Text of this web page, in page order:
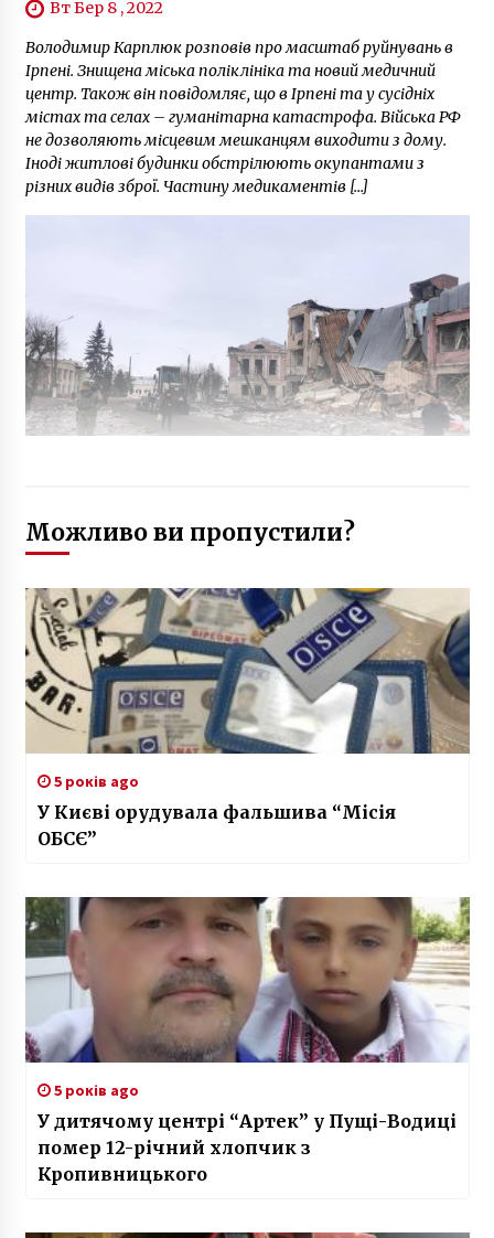
Вт Бер 8 , 2022
Володимир Карплюк розповів про масштаб руйнувань в
Ірпені. Знищена міська поліклініка та новий медичний
центр. Також він повідомляє, що в Ірпені та у сусідніх
містах та селах – гуманітарна катастрофа. Війська РФ
не дозволяють місцевим мешканцям виходити з дому.
Іноді житлові будинки обстрілюють окупантами з
різних видів зброї. Частину медикаментів […]
Можливо ви пропустили?
5 років ago
У Києві орудувала фальшива “Місія
ОБСЄ”
5 років ago
У дитячому центрі “Артек” у Пущі-Водиці
помер 12-річний хлопчик з
Кропивницького